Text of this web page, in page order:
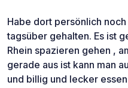
Habe dort persönlich
tagsüber gehalten. Es ist
Rhein spazieren gehen ,
gerade aus ist kann man
und billig und lecker